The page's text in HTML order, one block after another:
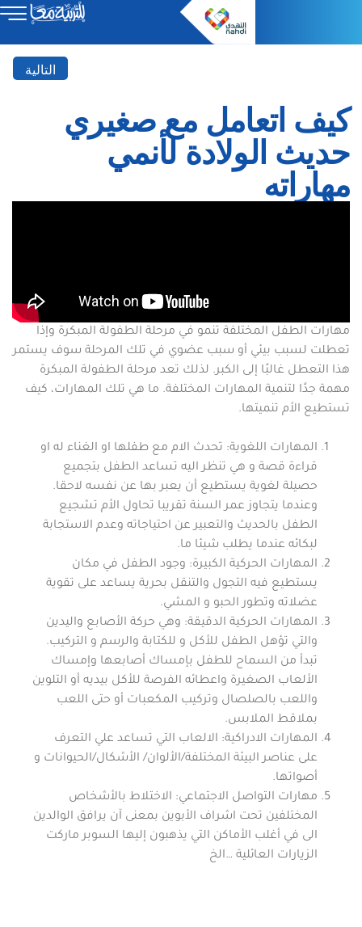
التالية
كيف اتعامل مع صغيري
حديث الولادة لأنمي
مهاراته
مهارات الطفل المختلفة تنمو في مرحلة الطفولة المبكرة وإذا
تعطلت لسبب بيئي أو سبب عضوي في تلك المرحلة سوف يستمر
هذا التعطل غالبًا إلى الكبر. لذلك تعد مرحلة الطفولة المبكرة
مهمة جدًا لتنمية المهارات المختلفة. ما هي تلك المهارات، كيف
تستطيع الأم تنميتها.
المهارات اللغوية: تحدث الام مع طفلها او الغناء له او
قراءة قصة و هي تنظر اليه تساعد الطفل بتجميع
حصيلة لغوية يستطيع أن يعبر بها عن نفسه لاحقا.
وعندما يتجاوز عمر السنة تقريبا تحاول الأم تشجيع
الطفل بالحديث والتعبير عن احتياجاته وعدم الاستجابة
لبكائه عندما يطلب شيئا ما.
المهارات الحركية الكبيرة: وجود الطفل في مكان
يستطيع فيه التجول والتنقل بحرية يساعد على تقوية
عضلاته وتطور الحبو و المشي.
المهارات الحركية الدقيقة: وهي حركة الأصابع واليدين
والتي تؤهل الطفل للأكل و للكتابة والرسم و التركيب.
تبدأ من السماح للطفل بإمساك أصابعها وإمساك
الألعاب الصغيرة واعطائه الفرصة للأكل بيديه أو التلوين
واللعب بالصلصال وتركيب المكعبات أو حتى اللعب
بملاقط الملابس.
المهارات الادراكية: الالعاب التي تساعد علي التعرف
على عناصر البيئة المختلفة/الألوان/ الأشكال/الحيوانات و
أصواتها.
مهارات التواصل الاجتماعي: الاختلاط بالأشخاص
المختلفين تحت اشراف الأبوين بمعنى آن يرافق الوالدين
الى في أغلب الأماكن التي يذهبون إليها السوبر ماركت
الزيارات العائلية …الخ